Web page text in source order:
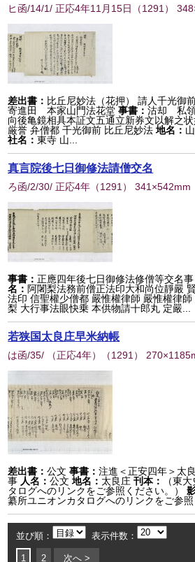
ヒ函/14/1/ 正応4年11月15日 （1291 ）
差出書： 比丘尼妙法（花押） 請人千光御前
寄進田 本家山門法花堂 事書：沽却 私
向後亀鏡相具本証文五通立新券文以解之
厳誉 弁僧都 千光御前 比丘尼妙法 地名：
社名：東寺 山...
真言院後七日御修法請僧交名
ろ函/2/30/ 正応4年 （1291 ） 341×542mm
事書：正應四年後七日御修法修僧等交名事
名： 阿闍梨法務前僧正法印大和尚位靜嚴
法印 信聖權少僧都 嚴惟權律師 嚴惟權律
梨 大行事法眼快乗 本供物請十郎丸 定嚴...
若狭国太良庄早米納帳
は函/35/ （正応4年） （1291 ）
差出書：公文 事書：注進＜正安四年＞太
事 人名：公文 地名： 太良庄 刊本：
（東
タログへのリンクをご参照ください。）
纂所ユニオンカタログへのリンクをご参照
並び順： 表示件数：
1 2 次へ >